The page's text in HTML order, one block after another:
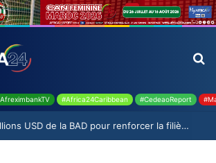
#Africa24Caribbean #CedeaoReport
Ghana : 19 millions USD de la BAD pour renforcer la filière rizicole